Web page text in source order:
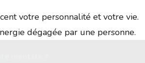
votre personnalité et votre vie.
dégagée par une personne.